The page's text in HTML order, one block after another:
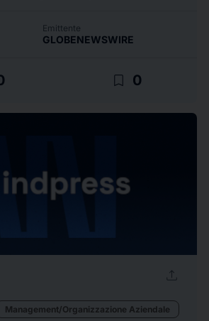
Emittente
GLOBENEWSWIRE
bookmark_border 0
upload
Management/Organizzazione Aziendale